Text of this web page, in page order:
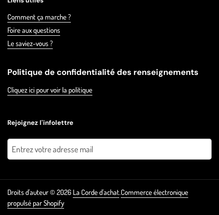
Comment ça marche ?
Foire aux questions
Le saviez-vous ?
Politique de confidentialité des renseignements
Cliquez ici pour voir la politique
Rejoignez l'infolettre
Droits d'auteur © 2026 La Corde d'achat.Commerce électronique
propulsé par Shopify